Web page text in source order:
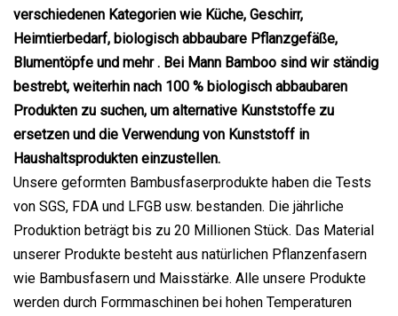
verschiedenen Kategorien wie Küche, Geschirr,
Heimtierbedarf, biologisch abbaubare Pflanzgefäße,
Blumentöpfe und mehr . Bei Mann Bamboo sind wir ständig
bestrebt, weiterhin nach 100 % biologisch abbaubaren
Produkten zu suchen, um alternative Kunststoffe zu
ersetzen und die Verwendung von Kunststoff in
Haushaltsprodukten einzustellen.
Unsere geformten Bambusfaserprodukte haben die Tests
von SGS, FDA und LFGB usw. bestanden. Die jährliche
Produktion beträgt bis zu 20 Millionen Stück. Das Material
unserer Produkte besteht aus natürlichen Pflanzenfasern
wie Bambusfasern und Maisstärke. Alle unsere Produkte
werden durch Formmaschinen bei hohen Temperaturen